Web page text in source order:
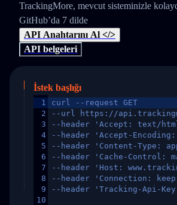
TrackingMore, mevcut sisteminizle
GitHub’da 7 dilde
API Anahtarını Al </>
API belgeleri
İstek başlığı
1
2
3
4
5
6
7
8
9
10
curl --request GET
--url https://
--header 'Accept: text/
--header 'Accept-
--header 'Content-Type:
--header 'Cache-Control:
--header 'Host:
--header 'Connection:
--header 'Tracking-Api-